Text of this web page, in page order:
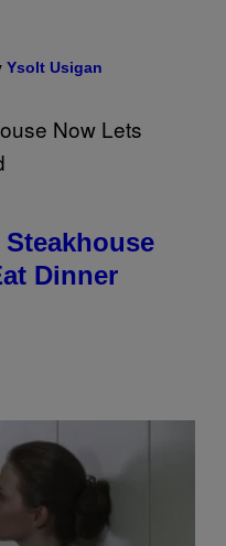
Ysolt Usigan
Dinner